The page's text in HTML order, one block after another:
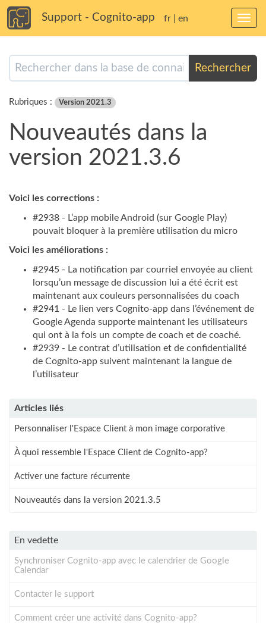
Support - Cognito-app fr en
Rechercher
Rubriques : Version 2021.3
Nouveautés dans la
version 2021.3.6
Voici les corrections :
#2938 - L’app mobile Android (sur Google Play)
pouvait bloquer à la première utilisation du micro
Voici les améliorations :
#2945 - La notification par courriel envoyée au client
lorsqu’un message de discussion lui a été écrit est
maintenant aux couleurs personnalisées du coach
#2941 - Le lien vers Cognito-app dans l’événement de
Google Agenda supporte maintenant les utilisateurs
qui ont à la fois un compte de coach et de coaché.
#2939 - Le contrat d’utilisation et de confidentialité
de Cognito-app suivent maintenant la langue de
l’utilisateur
Articles liés
Personnaliser l'Espace Client à mon image corporative
À quoi ressemble l'Espace Client de Cognito-app?
Activer une facture récurrente
Nouveautés dans la version 2021.3.5
En vedette
Synchroniser Cognito-app avec le calendrier de Google
Calendar
Contacter le support
Comment créer une activité dans Cognito-app?